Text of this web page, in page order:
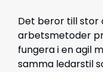
Det beror till stor
arbetsmetoder
fungera i en agil
samma ledarstil